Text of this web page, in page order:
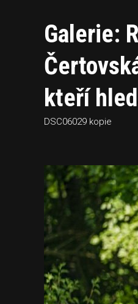
Galerie:
kteří
DSC06029 kopie